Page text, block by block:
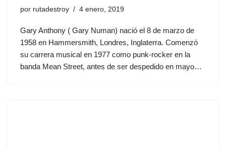
por rutadestroy 4 enero, 2019
Gary Anthony ( Gary Numan) nació el 8 de marzo de
1958 en Hammersmith, Londres, Inglaterra. Comenzó
su carrera musical en 1977 como punk-rocker en la
banda Mean Street, antes de ser despedido en mayo…